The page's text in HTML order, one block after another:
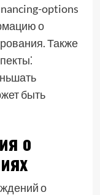
options
о
Также
быть
о
о